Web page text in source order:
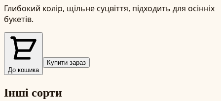
Глибокий колір, щільне суцвіття, підходить для осінніх
букетів.
До кошика
Купити зараз
Інші сорти